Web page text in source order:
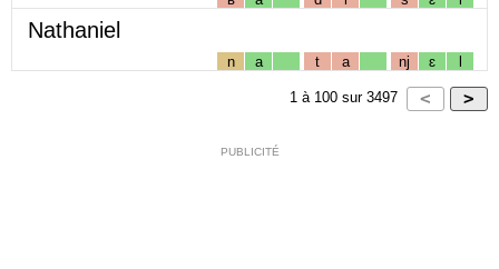
Nathaniel
n a t a nj ɛ l
1 à 100 sur 3497
PUBLICITÉ